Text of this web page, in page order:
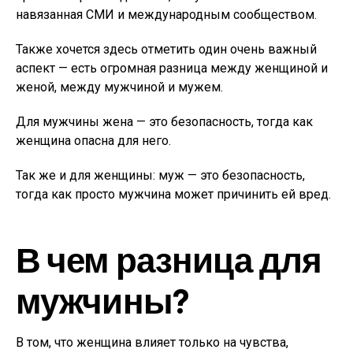
навязанная СМИ и международным сообществом.
Также хочется здесь отметить один очень важный
аспект — есть огромная разница между женщиной и
женой, между мужчиной и мужем.
Для мужчины жена — это безопасность, тогда как
женщина опасна для него.
Так же и для женщины: муж — это безопасность,
тогда как просто мужчина может причинить ей вред.
В чем разница для
мужчины?
В том, что женщина влияет только на чувства,